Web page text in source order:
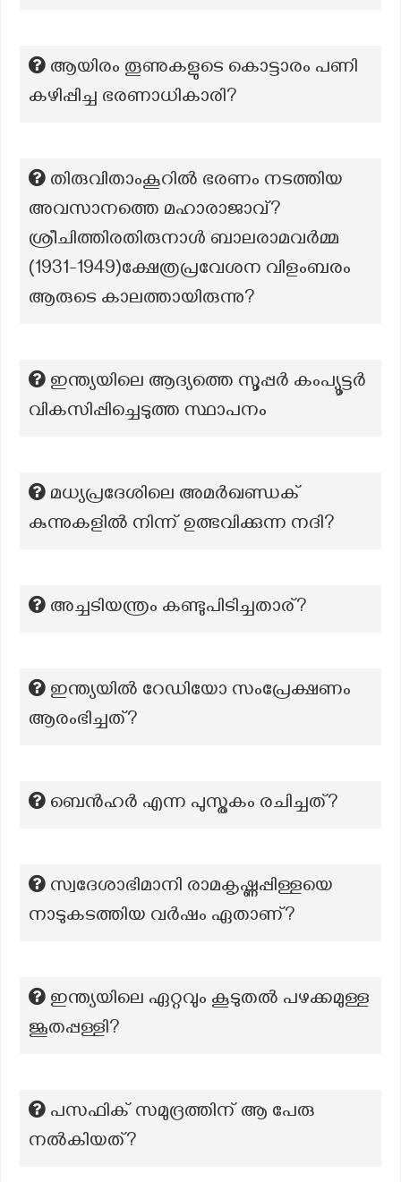
ആയിരം തൂണുകളുടെ കൊട്ടാരം പണി
കഴിപ്പിച്ച ഭരണാധികാരി?
തിരുവിതാംകൂറിൽ ഭരണം നടത്തിയ
അവസാനത്തെ മഹാരാജാവ്?
ശ്രീചിത്തിരതിരുനാൾ ബാലരാമവർമ്മ
(1931-1949)ക്ഷേത്രപ്രവേശന വിളംബരം
ആരുടെ കാലത്തായിരുന്നു?
ഇന്ത്യയിലെ ആദ്യത്തെ സൂപ്പർ കംപ്യൂട്ടർ
വികസിപ്പിച്ചെടുത്ത സ്ഥാപനം
മധ്യപ്രദേശിലെ അമർഖണ്ഡക്
കുന്നുകളിൽ നിന്ന് ഉത്ഭവിക്കുന്ന നദി?
അച്ചടിയന്ത്രം കണ്ടുപിടിച്ചതാര്?
ഇന്ത്യയില്‍ റേഡിയോ സംപ്രേക്ഷണം
ആരംഭിച്ചത്?
ബെൻഹർ എന്ന പുസ്തകം രചിച്ചത്?
സ്വദേശാഭിമാനി രാമകൃഷ്ണപ്പിള്ളയെ
നാടുകടത്തിയ വര്‍ഷം ഏതാണ്?
ഇന്ത്യയിലെ ഏറ്റവും കൂടുതൽ പഴക്കമുള്ള
ജൂതപ്പള്ളി?
പസഫിക് സമുദ്രത്തിന് ആ പേരു
നൽകിയത്?